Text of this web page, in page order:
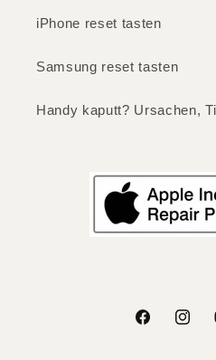
iPhone reset tasten
Samsung reset tasten
Handy kaputt? Ursachen,
Facebook